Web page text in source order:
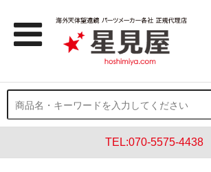
TEL:070-5575-4438